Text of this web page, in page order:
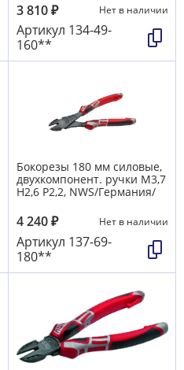
3 810₽ Нет в наличии
Артикул 134-49-
160**
Бокорезы 180 мм силовые,
двухкомпонент. ручки М3,7
Н2,6 Р2,2, NWS/Германия/
4 240₽ Нет в наличии
Артикул 137-69-
180**